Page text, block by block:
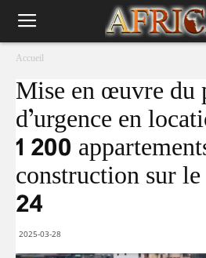
Accueil
Mise en œuvre du
d’urgence en
1 200
construction sur
24
2025-03-28